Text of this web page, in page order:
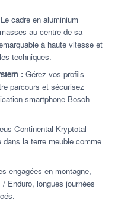
cadre en aluminium
au centre de sa
à haute vitesse et
techniques.
:Gérez vos profils
parcours et sécurisez
smartphone Bosch
Continental Kryptotal
la terre meuble comme
engagées en montagne,
Enduro, longues journées